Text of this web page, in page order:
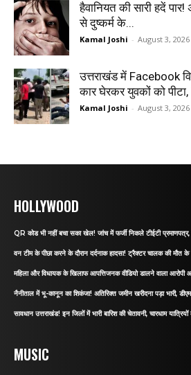
हैवानियत की सारी हदें
से दुष्कर्म के...
Kamal Joshi - August 3, 2026
उत्तराखंड में Facebook
कार घेरकर युवकों को
Kamal Joshi - August 3, 2026
HOLLYWOOD
QR कोड भी नहीं बचा सका खेल! जांच में फर्जी निकले टीईटी प्रमाणपत्र,
वन टीम के पीछा करने के दौरान दर्दनाक हादसा! ट्रैक्टर चालक की मौत
महिला और विधायक के खिलाफ आपत्तिजनक वीडियो डालने वाला आरोपी
नैनीताल में भू-कानून का शिकंजा! अतिरिक्त जमीन खरीदना पड़ा भारी,
सावधान उत्तराखंड! इन जिलों में भारी बारिश की चेतावनी, चारधाम
MUSIC